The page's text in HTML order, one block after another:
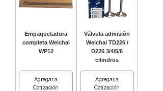
Empaquetadura
completa Weichai
WP12
Agregar a
Cotización
Válvula admisión
Weichai TD226 /
D226 3/4/5/6
cilindros
Agregar a
Cotización